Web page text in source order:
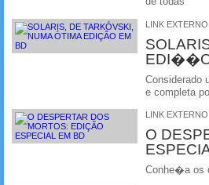
LINK
Considerado
e completa
LINK
O
Conhe�a os